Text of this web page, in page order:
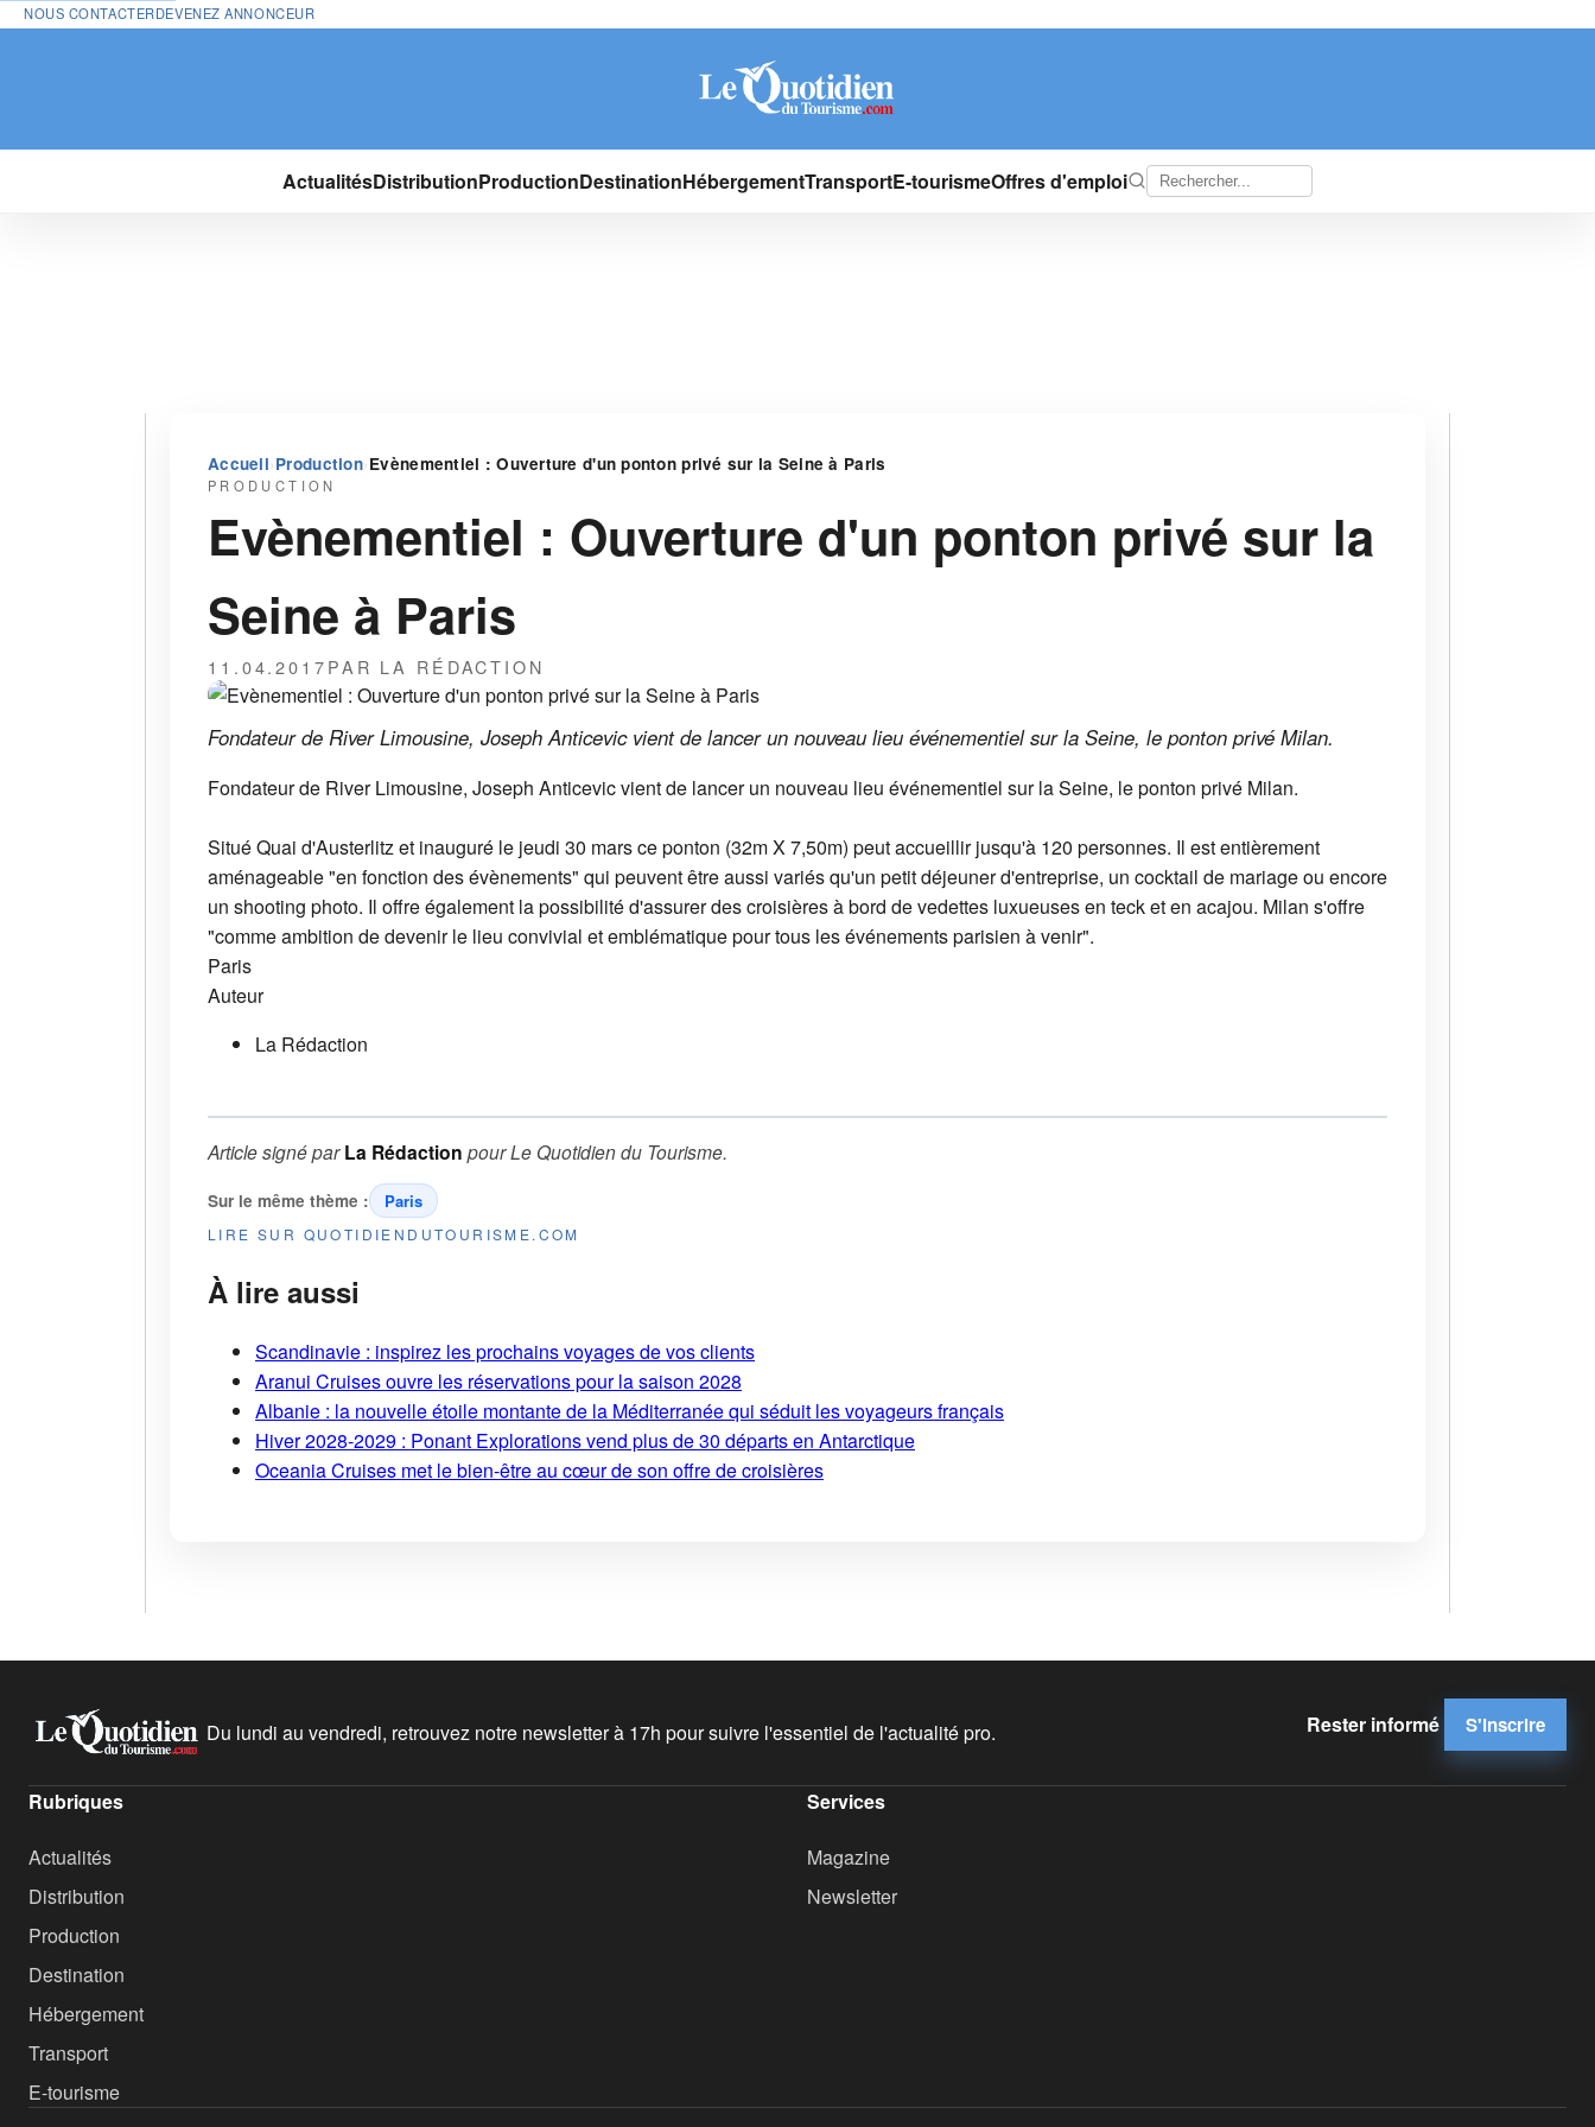
NOUS CONTACTERDEVENEZ ANNONCEUR
ActualitésDistributionProductionDestinationHébergementTransportE-tourismeOffres d'emploi
Accueil›Production›Evènementiel : Ouverture d'un ponton privé sur la Seine à Paris
PRODUCTION
Evènementiel : Ouverture d'un ponton privé sur la
Seine à Paris
11.04.2017PAR LA RÉDACTION
Fondateur de River Limousine, Joseph Anticevic vient de lancer un nouveau lieu événementiel sur la Seine, le ponton privé Milan.
Fondateur de River Limousine, Joseph Anticevic vient de lancer un nouveau lieu événementiel sur la Seine, le ponton privé Milan.
Situé Quai d'Austerlitz et inauguré le jeudi 30 mars ce ponton (32m X 7,50m) peut accueillir jusqu'à 120 personnes. Il est entièrement
aménageable "en fonction des évènements" qui peuvent être aussi variés qu'un petit déjeuner d'entreprise, un cocktail de mariage ou encore
un shooting photo. Il offre également la possibilité d'assurer des croisières à bord de vedettes luxueuses en teck et en acajou. Milan s'offre
"comme ambition de devenir le lieu convivial et emblématique pour tous les événements parisien à venir".
Paris
Auteur
La Rédaction
Article signé parLa Rédaction pourLe Quotidien du Tourisme.
Sur le même thème : Paris
LIRE SUR QUOTIDIENDUTOURISME.COM
À lire aussi
Scandinavie : inspirez les prochains voyages de vos clients
Aranui Cruises ouvre les réservations pour la saison 2028
Albanie : la nouvelle étoile montante de la Méditerranée qui séduit les voyageurs français
Hiver 2028-2029 : Ponant Explorations vend plus de 30 départs en Antarctique
Oceania Cruises met le bien-être au cœur de son offre de croisières
Du lundi au vendredi, retrouvez notre newsletter à 17h pour suivre l'essentiel de l'actualité pro. Rester informé S'inscrire
Rubriques
Actualités
Distribution
Production
Destination
Hébergement
Transport
E-tourisme
Services
Magazine
Newsletter